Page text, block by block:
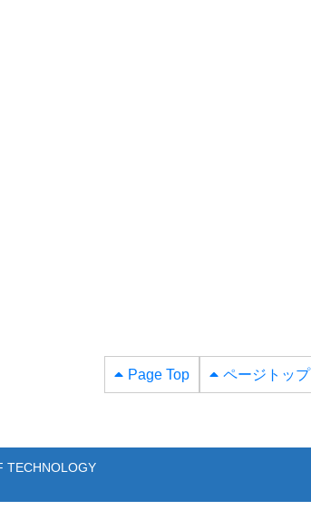
ページトップ
Page Top
TECHNOLOGY